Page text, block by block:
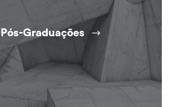
Pós-Graduações